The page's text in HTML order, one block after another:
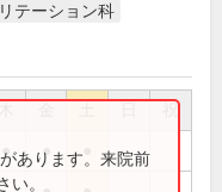
テーション科
祝
● ●
あります。来院前
い。